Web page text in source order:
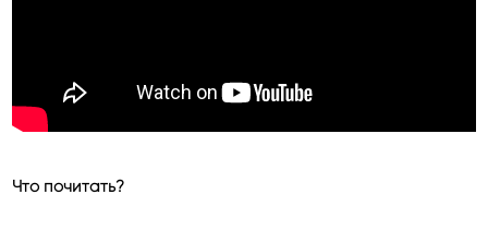
Что почитать?